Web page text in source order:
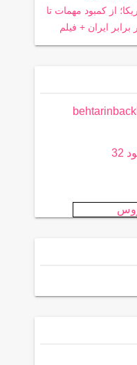
از کمبود مهمات تا
ایران + فیلم